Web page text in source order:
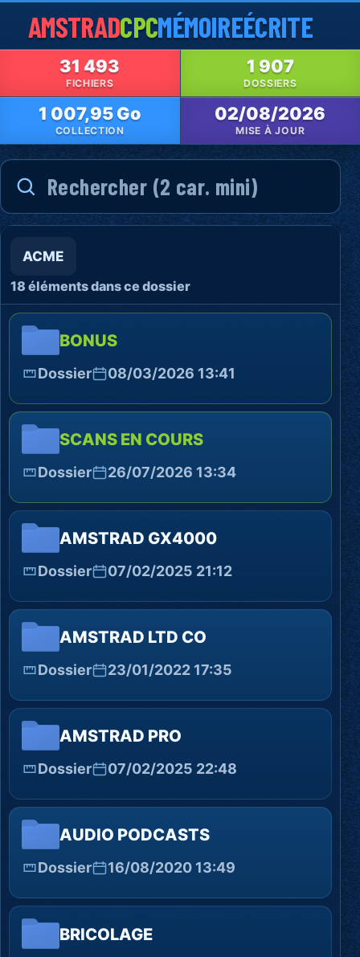
AMSTRADCPCMÉMOIREÉCRITE
31 493
FICHIERS
1 907
DOSSIERS
1 007,95 Go
COLLECTION
02/08/2026
MISE À JOUR
ACME
18 éléments dans ce dossier
BONUS
Dossier 08/03/2026 13:41
SCANS EN COURS
Dossier 26/07/2026 13:34
AMSTRAD GX4000
Dossier 07/02/2025 21:12
AMSTRAD LTD CO
Dossier 23/01/2022 17:35
AMSTRAD PRO
Dossier 07/02/2025 22:48
AUDIO PODCASTS
Dossier 16/08/2020 13:49
BRICOLAGE